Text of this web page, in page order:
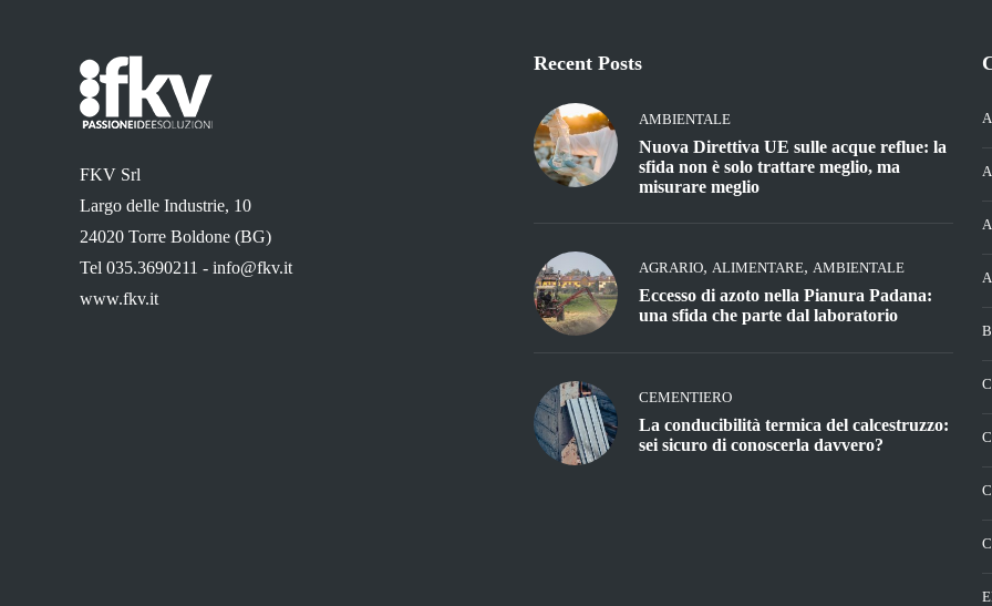
FKV Srl
Largo delle Industrie, 10
24020 Torre Boldone (BG)
Tel 035.3690211 - info@fkv.it
www.fkv.it
Recent Posts
AMBIENTALE
Nuova Direttiva UE sulle acque reflue: la
sfida non è solo trattare meglio, ma
misurare meglio
AGRARIO, ALIMENTARE, AMBIENTALE
Eccesso di azoto nella Pianura Padana:
una sfida che parte dal laboratorio
CEMENTIERO
La conducibilità termica del calcestruzzo:
sei sicuro di conoscerla davvero?